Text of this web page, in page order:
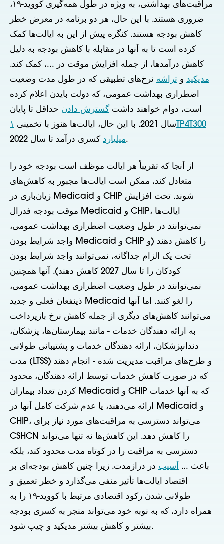
مراقبت‌های بهداشتی، به ویژه در طول همه‌گیری کووید-۱۹،
ضروری هستند. با این حال، هر دو برنامه در معرض خطر
کاهش بودجه هستند. کنگره پیش از این به ایالت‌ها کمک
کرده است تا به آنها در مقابله با کاهش بودجه به دلیل
کاهش درآمدها، از جمله افزایش موقت در ...، کمک کند.
مدیکید و تراشه نرخ‌های تطبیقی که در طول مدت وضعیت
اضطراری بهداشت عمومی، که دولت بایدن اعلام کرده
است، دوام خواهند داشت گسترش دادن حداقل تا پایان
سال 2021. با این حال، ایالت‌ها هنوز با تخمینی
۱TP4T300
میلیاردکسری درآمد تا سال 2022.
از آنجا که تقریباً هر ایالت موظف است بودجه خود را
متعادل کند، ممکن است ایالت‌ها مجبور به کاهش‌های
زیان‌باری در Medicaid و CHIP شوند. تحت افزایش
موقت بودجه فدرال Medicaid و CHIP، ایالت‌ها
نمی‌توانند در طول وضعیت اضطراری بهداشت عمومی،
واجد شرایط بودن Medicaid و CHIP را کاهش دهند (و
تحت یک الزام جداگانه، نمی‌توانند واجد شرایط بودن
کودکان را تا سال 2027 کاهش دهند). آنها همچنین
نمی‌توانند در طول وضعیت اضطراری بهداشت عمومی،
ذینفعان فعلی و جدید Medicaid را لغو کنند. اما آنها
می‌توانند کاهش‌های دیگری از جمله کاهش نرخ بازپرداخت
به ارائه دهندگان خدمات - مانند بیمارستان‌ها، پزشکان،
دندانپزشکان، ارائه دهندگان خدمات و پشتیبانی طولانی
مدت (LTSS) و طرح‌های مراقبت مدیریت شده - انجام دهند
که در صورت کاهش خدمات توسط ارائه دهندگان، محدود
کردن تعداد بیماران Medicaid و CHIP که به آنها خدمات
ارائه می‌دهند، یا عدم شرکت کامل آنها در Medicaid و
CHIP، می‌تواند دسترسی به مراقبت‌های مورد نیاز برای
CSHCN را کاهش دهد. این کاهش‌ها نه تنها می‌تواند
دسترسی به مراقبت را در کوتاه مدت محدود کند، بلکه
باعث ...
آسیب در درازمدت. زیرا چنین کاهش بودجه‌ای بر
اقتصاد ایالت‌ها تأثیر منفی می‌گذارد و خطر تعمیق و
طولانی شدن رکود اقتصادی مرتبط با کووید-۱۹ را به
همراه دارد، که به نوبه خود می‌تواند منجر به کسری بودجه
بیشتر و کاهش بیشتر مدیکید و چیپ شود.